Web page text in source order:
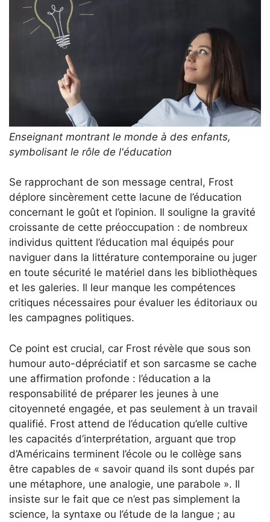
Enseignant montrant le monde à des enfants,
symbolisant le rôle de l'éducation
Se rapprochant de son message central, Frost
déplore sincèrement cette lacune de l’éducation
concernant le goût et l’opinion. Il souligne la gravité
croissante de cette préoccupation : de nombreux
individus quittent l’éducation mal équipés pour
naviguer dans la littérature contemporaine ou juger
en toute sécurité le matériel dans les bibliothèques
et les galeries. Il leur manque les compétences
critiques nécessaires pour évaluer les éditoriaux ou
les campagnes politiques.
Ce point est crucial, car Frost révèle que sous son
humour auto-dépréciatif et son sarcasme se cache
une affirmation profonde : l’éducation a la
responsabilité de préparer les jeunes à une
citoyenneté engagée, et pas seulement à un travail
qualifié. Frost attend de l’éducation qu’elle cultive
les capacités d’interprétation, arguant que trop
d’Américains terminent l’école ou le collège sans
être capables de « savoir quand ils sont dupés par
une métaphore, une analogie, une parabole ». Il
insiste sur le fait que ce n’est pas simplement la
science, la syntaxe ou l’étude de la langue ; au